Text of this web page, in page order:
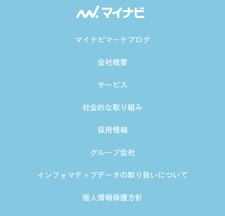
マイナビマーケブログ
会社概要
サービス
社会的な取り組み
採用情報
グループ会社
インフォマティブデータの取り扱いについて
個人情報保護方針